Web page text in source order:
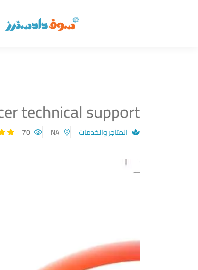
سوق دادسترز الرئيسية
technical support
المتاجر والخدمات